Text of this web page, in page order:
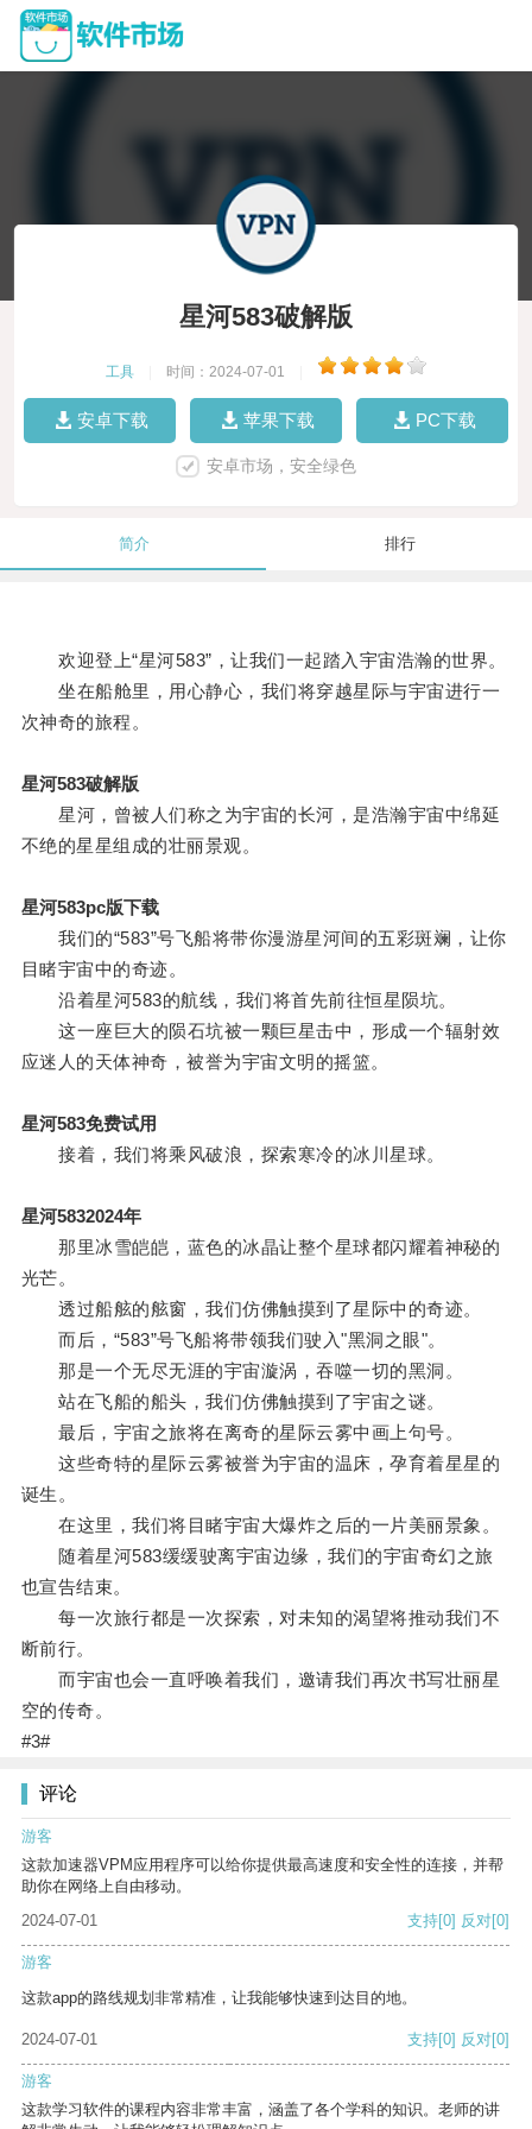
星河583破解版
工具 时间：2024-07-01
安卓下载 苹果下载 PC下载
安卓市场，安全绿色
简介 排行
欢迎登上“星河583”，让我们一起踏入宇宙浩瀚的世界。
坐在船舱里，用心静心，我们将穿越星际与宇宙进行一
次神奇的旅程。
星河583破解版
星河，曾被人们称之为宇宙的长河，是浩瀚宇宙中绵延
不绝的星星组成的壮丽景观。
星河583pc版下载
我们的“583”号飞船将带你漫游星河间的五彩斑斓，让你
目睹宇宙中的奇迹。
沿着星河583的航线，我们将首先前往恒星陨坑。
这一座巨大的陨石坑被一颗巨星击中，形成一个辐射效
应迷人的天体神奇，被誉为宇宙文明的摇篮。
星河583免费试用
接着，我们将乘风破浪，探索寒冷的冰川星球。
星河5832024年
那里冰雪皑皑，蓝色的冰晶让整个星球都闪耀着神秘的
光芒。
透过船舷的舷窗，我们仿佛触摸到了星际中的奇迹。
而后，“583”号飞船将带领我们驶入"黑洞之眼"。
那是一个无尽无涯的宇宙漩涡，吞噬一切的黑洞。
站在飞船的船头，我们仿佛触摸到了宇宙之谜。
最后，宇宙之旅将在离奇的星际云雾中画上句号。
这些奇特的星际云雾被誉为宇宙的温床，孕育着星星的
诞生。
在这里，我们将目睹宇宙大爆炸之后的一片美丽景象。
随着星河583缓缓驶离宇宙边缘，我们的宇宙奇幻之旅
也宣告结束。
每一次旅行都是一次探索，对未知的渴望将推动我们不
断前行。
而宇宙也会一直呼唤着我们，邀请我们再次书写壮丽星
空的传奇。
#3#
评论
游客
这款加速器VPM应用程序可以给你提供最高速度和安全性的连接，并帮
助你在网络上自由移动。
2024-07-01
支持[0] 反对[0]
游客
这款app的路线规划非常精准，让我能够快速到达目的地。
2024-07-01 支持[0] 反对[0]
游客
这款学习软件的课程内容非常丰富，涵盖了各个学科的知识。老师的讲